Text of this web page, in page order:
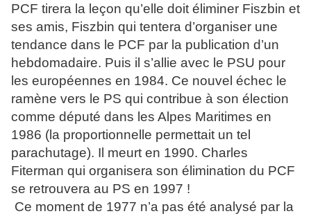
PCF tirera la leçon qu’elle doit éliminer Fiszbin et
ses amis, Fiszbin qui tentera d’organiser une
tendance dans le PCF par la publication d’un
hebdomadaire. Puis il s’allie avec le PSU pour
les européennes en 1984. Ce nouvel échec le
ramène vers le PS qui contribue à son élection
comme député dans les Alpes Maritimes en
1986 (la proportionnelle permettait un tel
parachutage). Il meurt en 1990. Charles
Fiterman qui organisera son élimination du PCF
se retrouvera au PS en 1997 !
Ce moment de 1977 n’a pas été analysé par la